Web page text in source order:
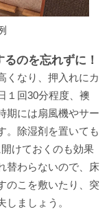
のを忘れずに！
くなり、押入れにカ
１回30分程度、襖
期には扇風機やサー
。除湿剤を置いても
けておくのも効果
替わらないので、床
のこを敷いたり、突
ましょう。